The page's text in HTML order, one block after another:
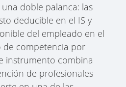
doble palanca: las
deducible en el IS y
del empleado en el
de competencia por
instrumento combina
de profesionales